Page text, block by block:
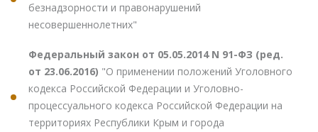
безнадзорности и правонарушений
несовершеннолетних"
Федеральный закон от 05.05.2014 N 91-ФЗ (ред.
от 23.06.2016) "О применении положений Уголовного
кодекса Российской Федерации и Уголовно-
процессуального кодекса Российской Федерации на
территориях Республики Крым и города